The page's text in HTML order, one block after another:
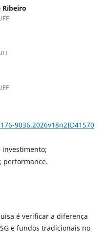
9036.2026v18n2ID41570
investimento;
performance.
é verificar a diferença
e fundos tradicionais no